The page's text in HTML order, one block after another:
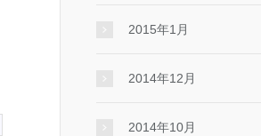
2015年1月
2014年12月
2014年10月